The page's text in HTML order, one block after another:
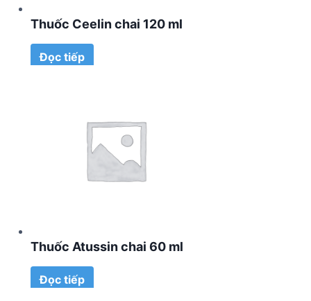
Thuốc Ceelin chai 120 ml
Đọc tiếp
Thuốc Atussin chai 60 ml
Đọc tiếp